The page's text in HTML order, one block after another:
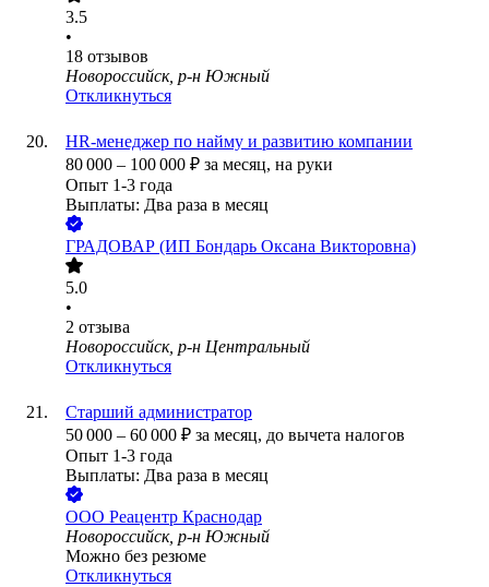
3.5
•
18 отзывов
Новороссийск, р-н Южный
Откликнуться
HR-менеджер по найму и развитию компании
80 000 – 100 000 ₽ за месяц, на руки
Опыт 1-3 года
Выплаты: Два раза в месяц
ГРАДОВАР (ИП Бондарь Оксана Викторовна)
5.0
•
2 отзыва
Новороссийск, р-н Центральный
Откликнуться
Старший администратор
50 000 – 60 000 ₽ за месяц, до вычета налогов
Опыт 1-3 года
Выплаты: Два раза в месяц
ООО Реацентр Краснодар
Новороссийск, р-н Южный
Можно без резюме
Откликнуться